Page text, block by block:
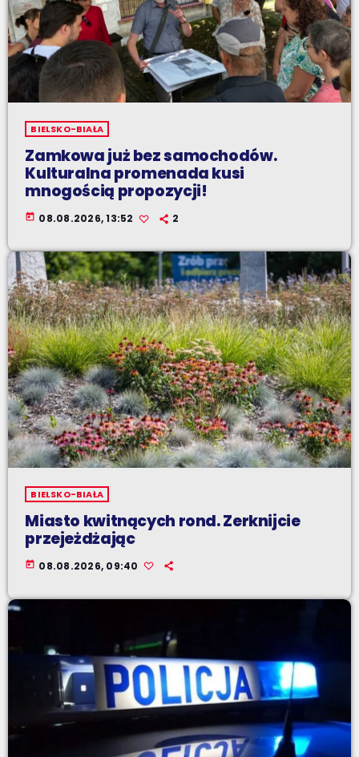
BIELSKO-BIAŁA
Zamkowa już bez samochodów.
Kulturalna promenada kusi
mnogością propozycji!
today 08.08.2026, 13:52 2
BIELSKO-BIAŁA
Miasto kwitnących rond. Zerknijcie
przejeżdżając
today 08.08.2026, 09:40